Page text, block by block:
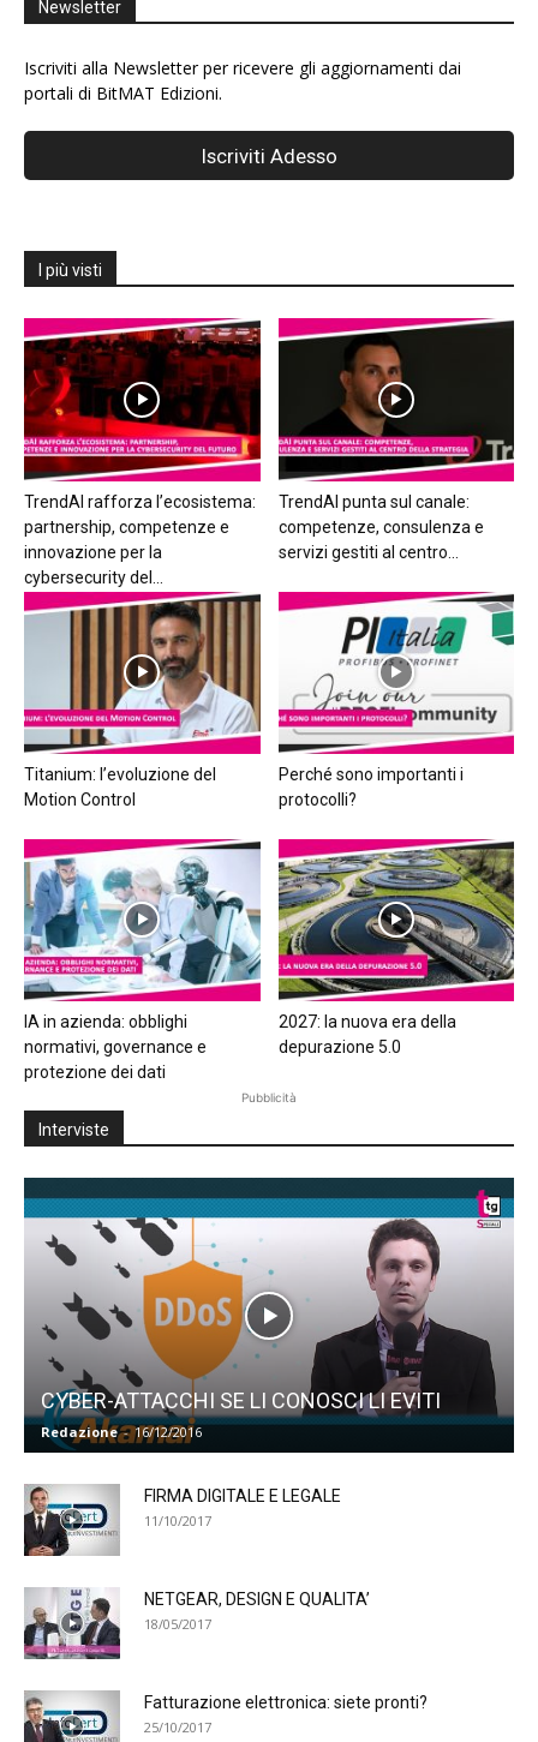
Newsletter
Iscriviti alla Newsletter per ricevere gli aggiornamenti dai
portali di BitMAT Edizioni.
I più visti
TrendAI rafforza l’ecosistema:
partnership, competenze e
innovazione per la
cybersecurity del...
TrendAI punta sul canale:
competenze, consulenza e
servizi gestiti al centro...
Titanium: l’evoluzione del
Motion Control
Perché sono importanti i
protocolli?
IA in azienda: obblighi
normativi, governance e
protezione dei dati
2027: la nuova era della
depurazione 5.0
Pubblicità
Interviste
CYBER-ATTACCHI SE LI CONOSCI LI EVITI
Redazione - 16/12/2016
FIRMA DIGITALE E LEGALE
11/10/2017
NETGEAR, DESIGN E QUALITA’
18/05/2017
Fatturazione elettronica: siete pronti?
25/10/2017